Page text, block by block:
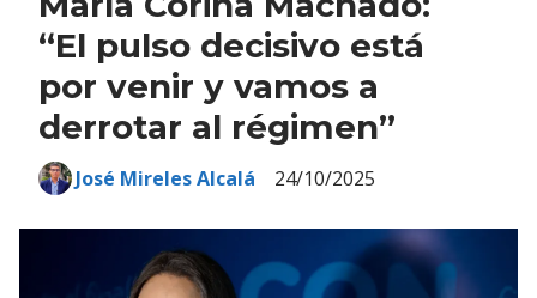
“El pulso decisivo está
por venir y vamos a
derrotar al régimen”
24/10/2025
José Mireles Alcalá
Suscribirme